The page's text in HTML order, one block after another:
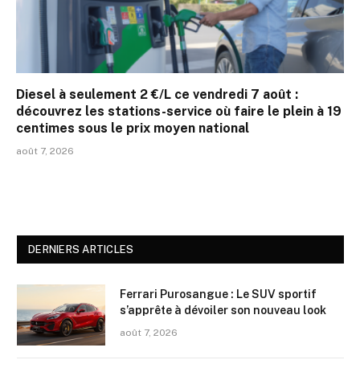
Diesel à seulement 2 €/L ce vendredi 7 août :
découvrez les stations-service où faire le plein à 19
centimes sous le prix moyen national
août 7, 2026
DERNIERS ARTICLES
Ferrari Purosangue : Le SUV sportif
s’apprête à dévoiler son nouveau look
août 7, 2026